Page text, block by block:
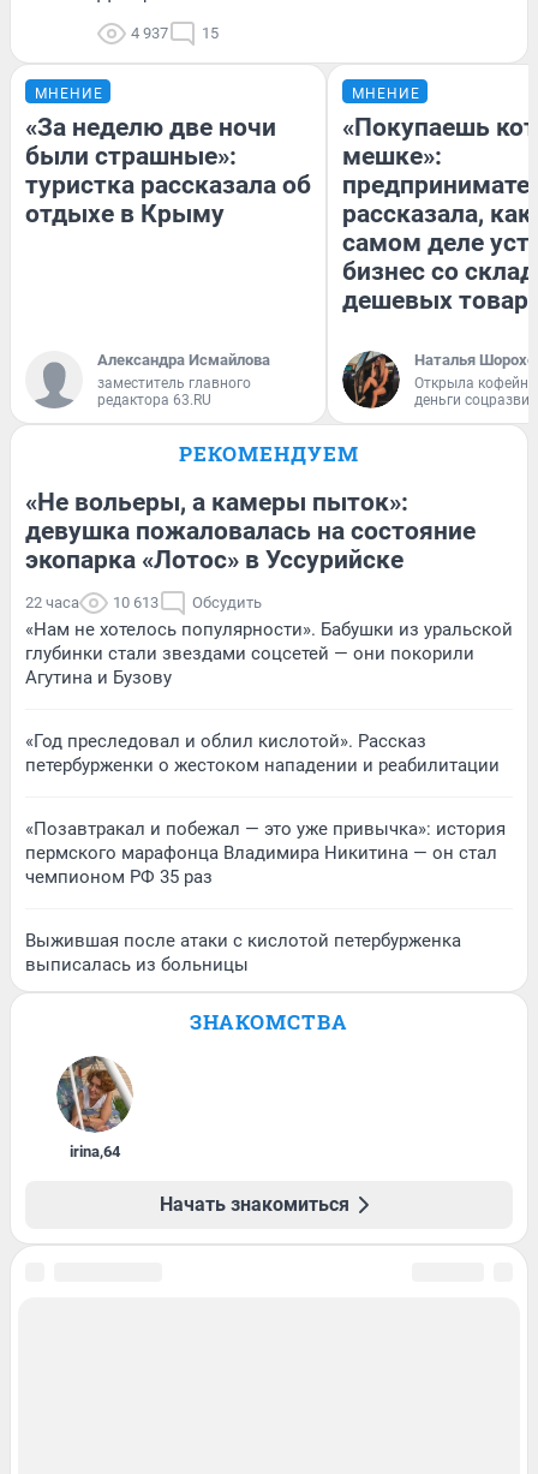
4 937 15
МНЕНИЕ
«За неделю две ночи
были страшные»:
туристка рассказала об
отдыхе в Крыму
Александра Исмайлова
заместитель главного
редактора 63.RU
МНЕНИЕ
«Покупаешь
мешке»:
рассказала, как
самом деле
бизнес со
дешевых
Наталья
Открыла
деньги
РЕКОМЕНДУЕМ
«Не вольеры, а камеры пыток»:
девушка пожаловалась на состояние
экопарка «Лотос» в Уссурийске
22 часа 10 613 Обсудить
«Нам не хотелось популярности». Бабушки из уральской
глубинки стали звездами соцсетей — они покорили
Агутина и Бузову
«Год преследовал и облил кислотой». Рассказ
петербурженки о жестоком нападении и реабилитации
«Позавтракал и побежал — это уже привычка»: история
пермского марафонца Владимира Никитина — он стал
чемпионом РФ 35 раз
Выжившая после атаки с кислотой петербурженка
выписалась из больницы
ЗНАКОМСТВА
irina,64
Начать знакомиться